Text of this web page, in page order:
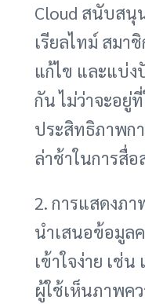
Cloud สนับสนุ
เรียลไทม์ สมา
แก้ไข และแบ่ง
กัน ไม่ว่าจะอยู่
ประสิทธิภาพก
ล่าช้าในการสื่อ
2. การแสดงภ
นำเสนอข้อมูล
เข้าใจง่าย เช่
ผู้ใช้เห็นภาพค